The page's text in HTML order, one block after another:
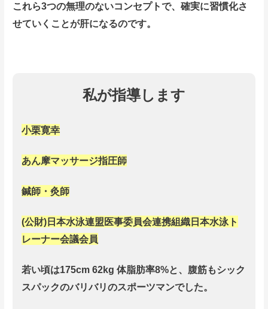
これら3つの無理のないコンセプトで、確実に習慣化さ
せていくことが肝になるのです。
私が指導します
小栗寛幸
あん摩マッサージ指圧師
鍼師・灸師
(公財)日本水泳連盟医事委員会連携組織日本水泳ト
レーナー会議会員
若い頃は175cm 62kg 体脂肪率8%と、腹筋もシック
スパックのバリバリのスポーツマンでした。